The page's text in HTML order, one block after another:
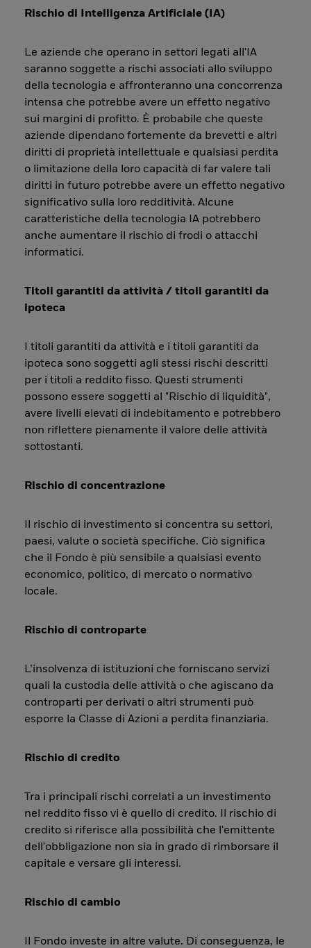
Rischio di Intelligenza Artificiale (IA)
Le aziende che operano in settori legati all'IA
saranno soggette a rischi associati allo sviluppo
della tecnologia e affronteranno una concorrenza
intensa che potrebbe avere un effetto negativo
sui margini di profitto. È probabile che queste
aziende dipendano fortemente da brevetti e altri
diritti di proprietà intellettuale e qualsiasi perdita
o limitazione della loro capacità di far valere tali
diritti in futuro potrebbe avere un effetto negativo
significativo sulla loro redditività. Alcune
caratteristiche della tecnologia IA potrebbero
anche aumentare il rischio di frodi o attacchi
informatici.
Titoli garantiti da attività / titoli garantiti da
ipoteca
I titoli garantiti da attività e i titoli garantiti da
ipoteca sono soggetti agli stessi rischi descritti
per i titoli a reddito fisso. Questi strumenti
possono essere soggetti al "Rischio di liquidità",
avere livelli elevati di indebitamento e potrebbero
non riflettere pienamente il valore delle attività
sottostanti.
Rischio di concentrazione
Il rischio di investimento si concentra su settori,
paesi, valute o società specifiche. Ciò significa
che il Fondo è più sensibile a qualsiasi evento
economico, politico, di mercato o normativo
locale.
Rischio di controparte
L’insolvenza di istituzioni che forniscano servizi
quali la custodia delle attività o che agiscano da
controparti per derivati o altri strumenti può
esporre la Classe di Azioni a perdita finanziaria.
Rischio di credito
Tra i principali rischi correlati a un investimento
nel reddito fisso vi è quello di credito. Il rischio di
credito si riferisce alla possibilità che l'emittente
dell'obbligazione non sia in grado di rimborsare il
capitale e versare gli interessi.
Rischio di cambio
Il Fondo investe in altre valute. Di conseguenza, le